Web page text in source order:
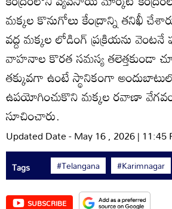
మక్కల కొనుగోలు కేంద్రాన్ని తనిఖీ
వద్ద మక్కల లోడింగ్‌ ప్రక్రియను
వాహనాల కొరత సమస్య తలెత్తకుండా
తక్కువగా ఉంటే స్థానికంగా అందుబాటులో
ఉపయోగించుకొని మక్కల రవాణా
సూచించారు.
Updated Date - May 16 , 2026 | 11:45
Tags #Telangana #Karimnagar
SUBSCRIBE